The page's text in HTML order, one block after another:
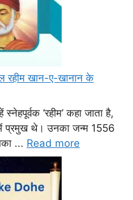
खान-ए-खानान के
‘रहीम’ कहा जाता है,
प्रमुख थे। उनका जन्म 1556
... Read more